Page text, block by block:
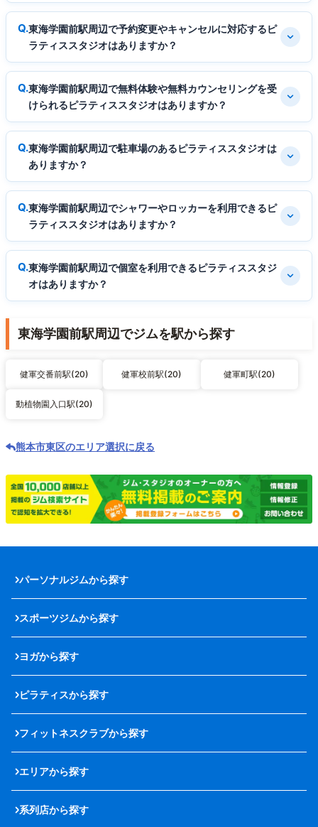
東海学園前駅周辺で予約変更やキャンセルに対応するピ
ラティススタジオはありますか？
東海学園前駅周辺で無料体験や無料カウンセリングを受
けられるピラティススタジオはありますか？
東海学園前駅周辺で駐車場のあるピラティススタジオは
ありますか？
東海学園前駅周辺でシャワーやロッカーを利用できるピ
ラティススタジオはありますか？
東海学園前駅周辺で個室を利用できるピラティススタジ
オはありますか？
東海学園前駅周辺でジムを駅から探す
健軍交番前駅(20) 健軍校前駅(20) 健軍町駅(20)
動植物園入口駅(20)
熊本市東区のエリア選択に戻る
パーソナルジムから探す
スポーツジムから探す
ヨガから探す
ピラティスから探す
フィットネスクラブから探す
エリアから探す
系列店から探す